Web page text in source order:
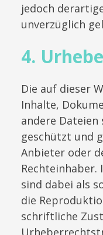
jedoch
unverzüglich
4.
Die auf dieser
Inhalte,
andere
geschützt und
Anbieter oder
sind dabei als
die
schriftliche